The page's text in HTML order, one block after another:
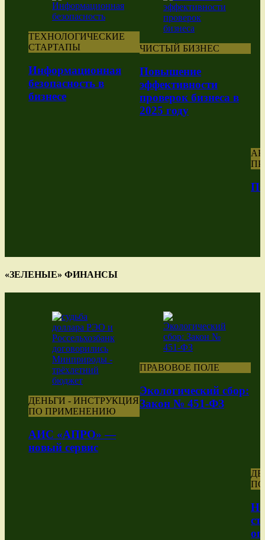
ТЕХНОЛОГИЧЕСКИЕ
СТАРТАПЫ
Информационная
безопасность в
бизнесе
ЧИСТЫЙ БИЗНЕС
Повышение
эффективности
проверок бизнеса в
2025 году
«ЗЕЛЕНЫЕ» ФИНАНСЫ
ДЕНЬГИ - ИНСТРУКЦИЯ
ПО ПРИМЕНЕНИЮ
АИС «АПРО» —
новый сервис
ПРАВОВОЕ ПОЛЕ
Экологический сбор:
Закон № 451-ФЗ